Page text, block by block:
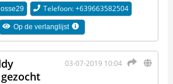
Telefoon: +639663582504
Op de verlanglijst
03-07-2019 10:04